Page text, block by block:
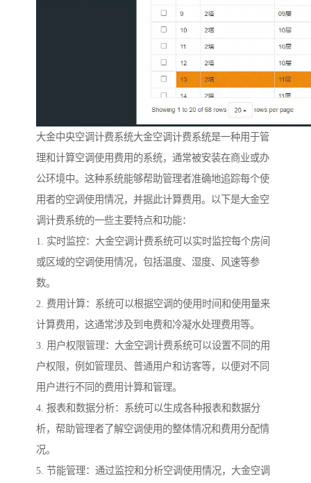
大金中央空调计费系统大金空调计费系统是一种用于管
理和计算空调使用费用的系统，通常被安装在商业或办
公环境中。这种系统能够帮助管理者准确地追踪每个使
用者的空调使用情况，并据此计算费用。以下是大金空
调计费系统的一些主要特点和功能：
1. 实时监控：大金空调计费系统可以实时监控每个房间
或区域的空调使用情况，包括温度、湿度、风速等参
数。
2. 费用计算：系统可以根据空调的使用时间和使用量来
计算费用，这通常涉及到电费和冷凝水处理费用等。
3. 用户权限管理：大金空调计费系统可以设置不同的用
户权限，例如管理员、普通用户和访客等，以便对不同
用户进行不同的费用计算和管理。
4. 报表和数据分析：系统可以生成各种报表和数据分
析，帮助管理者了解空调使用的整体情况和费用分配情
况。
5. 节能管理：通过监控和分析空调使用情况，大金空调